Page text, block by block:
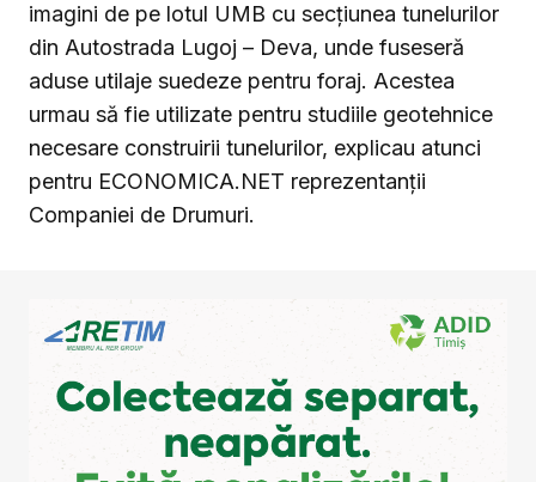
imagini de pe lotul UMB cu secțiunea tunelurilor
din Autostrada Lugoj – Deva, unde fuseseră
aduse utilaje suedeze pentru foraj. Acestea
urmau să fie utilizate pentru studiile geotehnice
necesare construirii tunelurilor, explicau atunci
pentru ECONOMICA.NET reprezentanții
Companiei de Drumuri.